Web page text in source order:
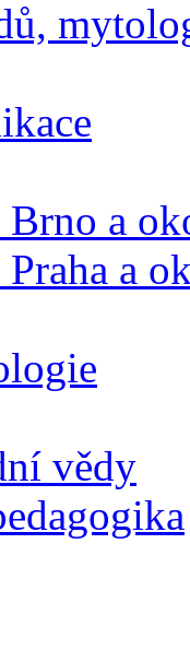
Brno a
a
vědy